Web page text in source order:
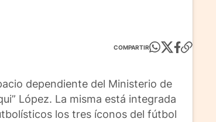
COMPARTIR
dependiente del Ministerio de
López. La misma está integrada
los tres íconos del fútbol